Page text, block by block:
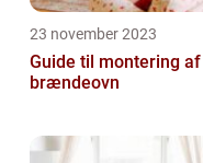
23 november 2023
Guide til montering af
brændeovn